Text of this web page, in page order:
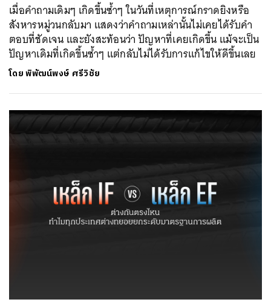
เมื่อคำถามเดิมๆ เกิดขึ้นซ้ำๆ ในวันที่เหตุการณ์กราดยิงหรือ
สังหารหมู่วนกลับมา แสดงว่าคำถามเหล่านั้นไม่เคยได้รับคำ
ตอบที่ชัดเจน และยังสะท้อนว่า ปัญหาที่เคยเกิดขึ้น แม้จะเป็น
ปัญหาเดิมที่เกิดขึ้นซ้ำๆ แต่กลับไม่ได้รับการแก้ไขให้ดีขึ้นเลย
โดยพิพัฒน์พงษ์ ศรีวิชัย